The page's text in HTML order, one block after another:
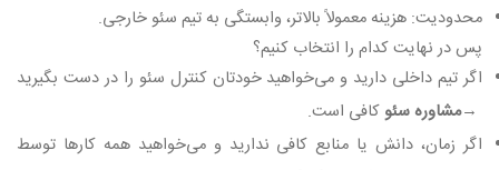
محدودیت: هزینه معمولاً بالاتر، وابستگی به تیم سئو خارجی.
پس در نهایت کدام را انتخاب کنیم؟
اگر تیم داخلی دارید و می‌خواهید خودتان کنترل سئو را در دست بگیرید
→مشاوره سئوکافی است.
اگر زمان، دانش یا منابع کافی ندارید و می‌خواهید همه کارها توسط